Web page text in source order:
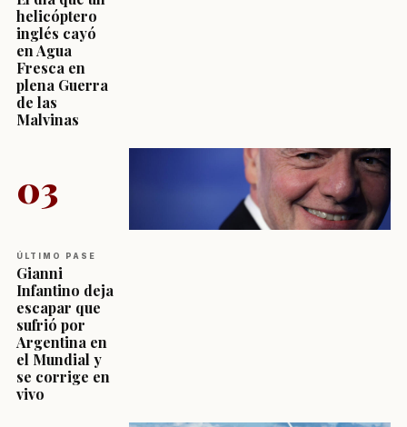
helicóptero
inglés cayó
en Agua
Fresca en
plena Guerra
de las
Malvinas
03
ÚLTIMO PASE
Gianni
Infantino deja
escapar que
sufrió por
Argentina en
el Mundial y
se corrige en
vivo